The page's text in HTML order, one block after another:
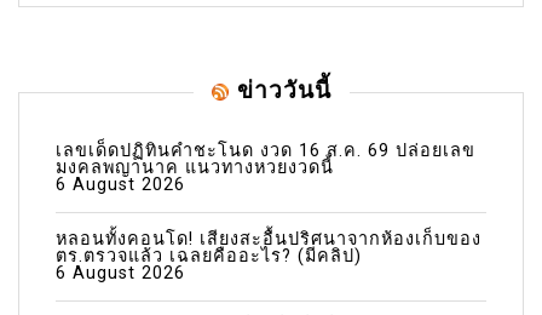
ข่าววันนี้
เลขเด็ดปฏิทินคำชะโนด งวด 16 ส.ค. 69 ปล่อยเลข
มงคลพญานาค แนวทางหวยงวดนี้
6 August 2026
หลอนทั้งคอนโด! เสียงสะอื้นปริศนาจากห้องเก็บของ
ตร.ตรวจแล้ว เฉลยคืออะไร? (มีคลิป)
6 August 2026